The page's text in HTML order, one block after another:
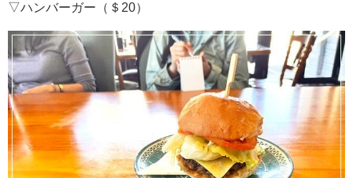
▽ハンバーガー（＄20）